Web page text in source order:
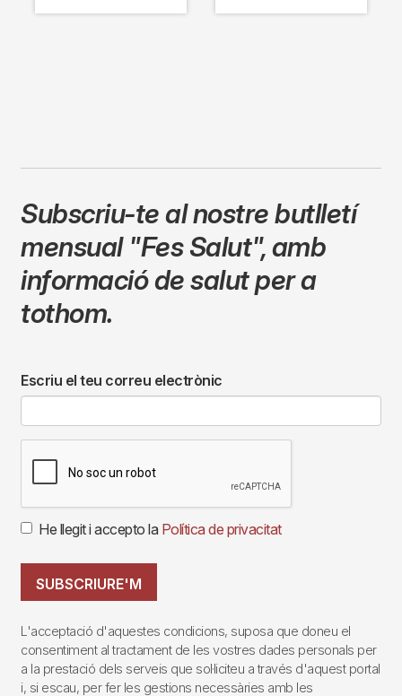
Subscriu-te al nostre butlletí
mensual "Fes Salut",amb
informació de salut per a
tothom.
Escriu el teu correu electrònic
He llegit i accepto la Política de privacitat
SUBSCRIURE'M
L'acceptació d'aquestes condicions, suposa que doneu el
consentiment al tractament de les vostres dades personals per
a la prestació dels serveis que sol·liciteu a través d'aquest portal
i, si escau, per fer les gestions necessàries amb les